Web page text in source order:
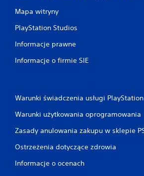
Mapa witryny
PlayStation Studios
Informacje prawne
Informacje o firmie SIE
Warunki świadczenia usługi PlayStation
Warunki użytkowania oprogramowania
Zasady anulowania zakupu w sklepie
Ostrzeżenia dotyczące zdrowia
Informacje o ocenach